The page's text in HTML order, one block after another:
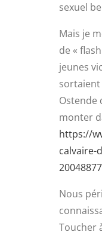
sexuel
Mais je
de «
jeunes
sortaient
Ostende
monter
https://
calvaire-
Nous
Toucher